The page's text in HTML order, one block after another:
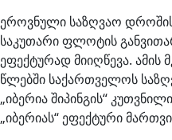
ეროვნული საზღვაო დროშის
საკუთარი ფლოტის
ეფექტურად მიიღწევა. ამის
წლებში საქართველოს
„იბერია შიპინგის“
„იბერიას“ ეფექტური